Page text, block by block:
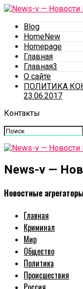
Blog
HomeNew
Homepage
Главная
Главная3
О сайте
ПОЛИТИКА
23.06.2017
Контакты
News-v —
Новостные
Главная
Криминал
Мир
Общество
Политика
Происшествия